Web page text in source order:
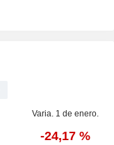
Varia. 1 de enero.
-24,17 %